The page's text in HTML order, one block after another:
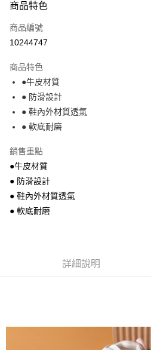
信用卡一次付款
超商取貨付款
街口支付
悠遊付
運送方式
全家付款取貨
每筆NT$68，滿NT$699(含以上)免運費
7-11付款取貨
商品特色
商品編號
10244747
商品特色
●牛皮材質
● 防滑設計
● 鞋內外材質透氣
● 軟底耐磨
銷售重點
●牛皮材質
● 防滑設計
● 鞋內外材質透氣
● 軟底耐磨
詳細說明